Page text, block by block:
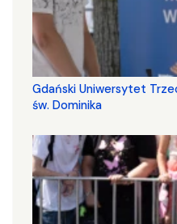
Gdański Uniwersytet
św. Dominika